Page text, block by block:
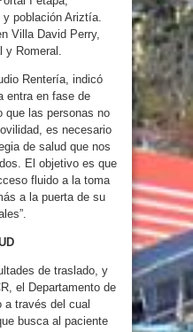
población Ariztía.
Villa David Perry,
y Romeral.
Rentería, indicó
entra en fase de
que las personas no
es necesario
de salud que nos
El objetivo es que
fluido a la toma
a la puerta de su
de traslado, y
el Departamento de
a través del cual
busca al paciente